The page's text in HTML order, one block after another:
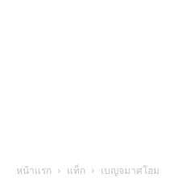
หน้าแรก แท็ก เบญจมาศโฮม